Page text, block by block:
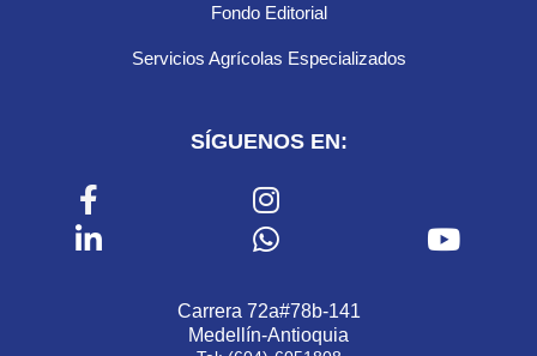
Fondo Editorial
Servicios Agrícolas Especializados
SÍGUENOS EN:
Carrera 72a#78b-141
Medellín-Antioquia